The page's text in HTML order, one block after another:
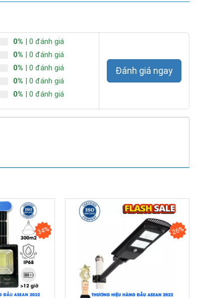
0% | 0 đánh giá
0% | 0 đánh giá
0% | 0 đánh giá
0% | 0 đánh giá
0% | 0 đánh giá
Đánh giá ngay
34% 26%